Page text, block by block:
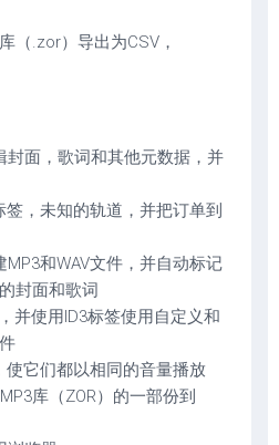
（.zor）导出为CSV，
封面，歌词和其他元数据，并
，未知的轨道，并把订单到
和WAV文件，并自动标记
封面和歌词
并使用ID3标签使用自定义和
使它们都以相同的音量播放
库（ZOR）的一部份到